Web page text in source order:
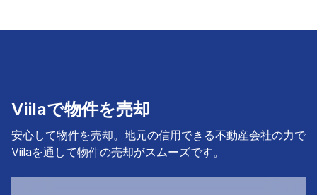
Viilaで物件を売却
安心して物件を売却。地元の信用できる不動産会社の力で
Viilaを通して物件の売却がスムーズです。